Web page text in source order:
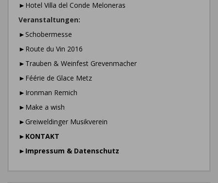
►Hotel Villa del Conde Meloneras
Veranstaltungen:
►Schobermesse
►Route du Vin 2016
►Trauben & Weinfest Grevenmacher
►Féérie de Glace Metz
►Ironman Remich
►Make a wish
►Greiweldinger Musikverein
► KONTAKT
► Impressum & Datenschutz